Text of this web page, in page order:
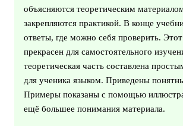
объясняются теоретическим
закрепляются практикой. В конце
ответы, где можно себя проверить.
прекрасен для самостоятельного
теоретическая часть составлена
для ученика языком. Приведены
Примеры показаны с помощью
ещё большее понимания материала.